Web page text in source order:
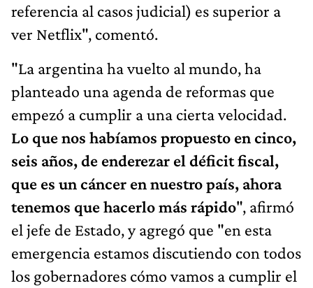
referencia al casos judicial) es superior a
ver Netflix", comentó.
"La argentina ha vuelto al mundo, ha
planteado una agenda de reformas que
empezó a cumplir a una cierta velocidad.
Lo que nos habíamos propuesto en cinco,
seis años, de enderezar el déficit fiscal,
que es un cáncer en nuestro país, ahora
tenemos que hacerlo más rápido", afirmó
el jefe de Estado, y agregó que "en esta
emergencia estamos discutiendo con todos
los gobernadores cómo vamos a cumplir el